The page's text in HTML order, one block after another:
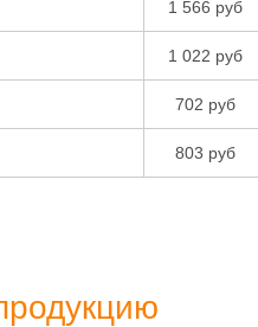
1 566 руб
1 022 руб
702 руб
803 руб